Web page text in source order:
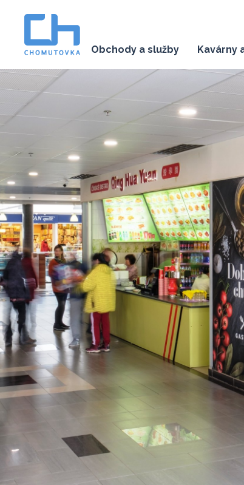
Obchody a služby Kavárny